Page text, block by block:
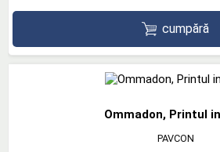
cumpără
Ommadon, Printul
PAVCON